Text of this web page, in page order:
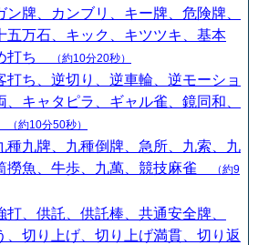
ン牌、カンブリ、キー牌、危険牌、
五万石、キック、キツツキ、基本
打ち
（約10分20秒）
打ち、逆切り、逆車輪、逆モーショ
、キャタピラ、ギャル雀、鏡同和、
（約10分50秒）
種九牌、九種倒牌、急所、九索、九
撈魚、牛歩、九萬、競技麻雀
（約9
打、供託、供託棒、共通安全牌、
、切り上げ、切り上げ満貫、切り返